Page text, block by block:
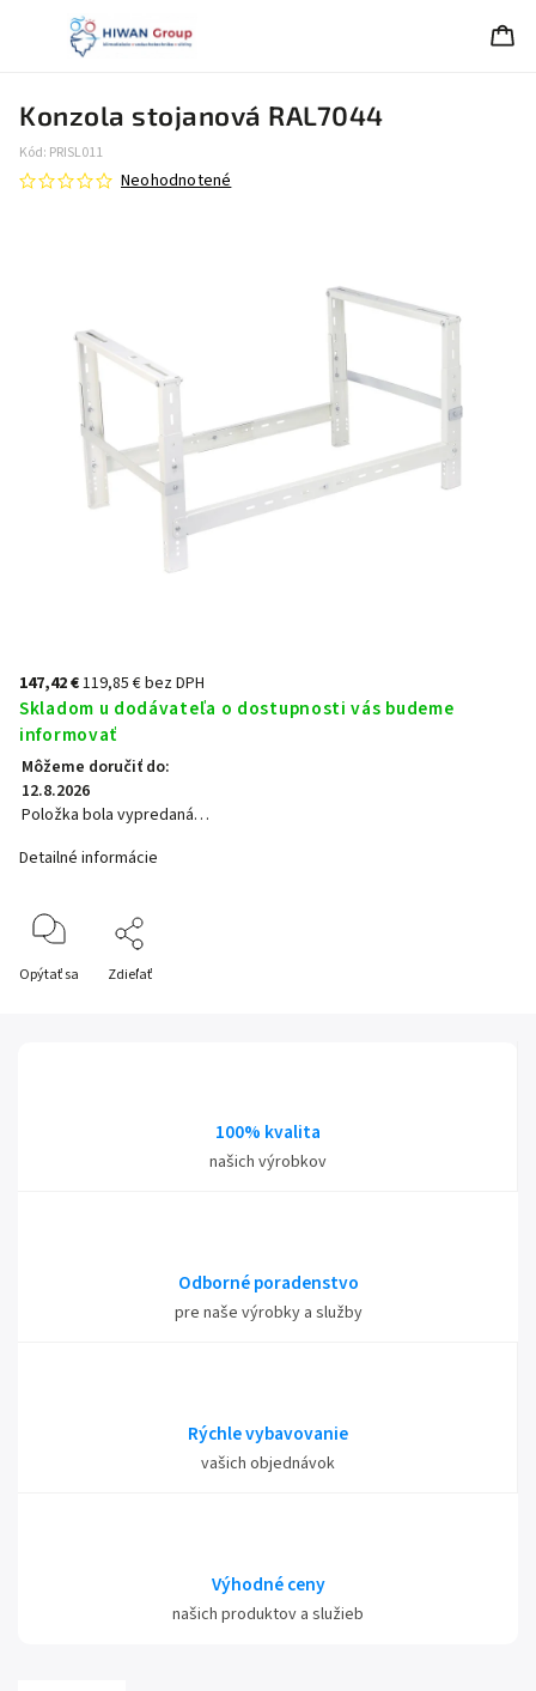
Konzola stojanová RAL7044
Kód: PRISL011
Neohodnotené
147,42 €119,85 € bez DPH
Skladom u dodávateľa o dostupnosti vás budeme
informovať
Môžeme doručiť do:
12.8.2026
Položka bola vypredaná…
Detailné informácie
Opýtať sa Zdieľať
100% kvalita
našich výrobkov
Odborné poradenstvo
pre naše výrobky a služby
Rýchle vybavovanie
vašich objednávok
Výhodné ceny
našich produktov a služieb